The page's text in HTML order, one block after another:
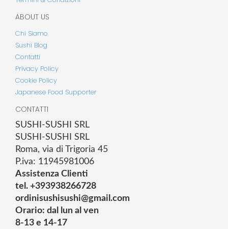
ABOUT US
Chi Siamo
Sushi Blog
Contatti
Privacy Policy
Cookie Policy
Japanese Food Supporter
CONTATTI
SUSHI-SUSHI SRL
SUSHI-SUSHI SRL
Roma, via di Trigoria 45
P.iva: 11945981006
Assistenza Clienti
tel. +393938266728
ordinisushisushi@gmail.com
Orario: dal lun al ven
8-13 e 14-17